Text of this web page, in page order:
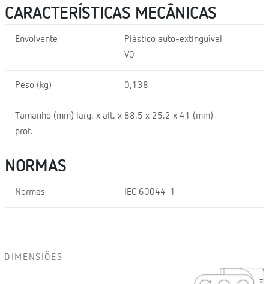
CARACTERÍSTICAS MECÂNICAS
Envolvente
Plástico auto-extinguível
V0
Peso (kg) 0,138
Tamanho (mm) larg. x alt. x
prof.
88.5 x 25.2 x 41 (mm)
NORMAS
Normas IEC 60044-1
DIMENSIÕES